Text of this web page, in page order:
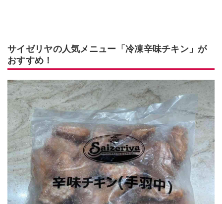
サイゼリヤの人気メニュー「冷凍辛味チキン」が
おすすめ！